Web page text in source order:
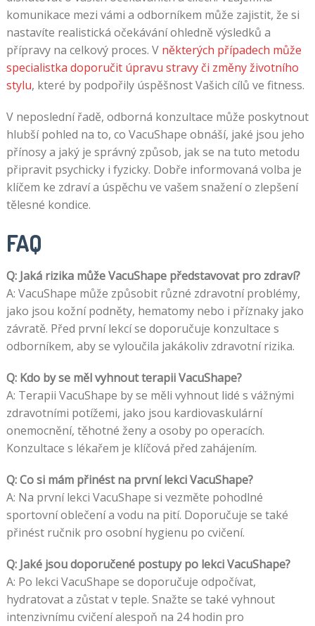
komunikace mezi vámi a odborníkem může zajistit, že si
nastavíte realistická očekávání ohledně výsledků a
přípravy na celkový proces. V některých případech může
specialistka doporučit úpravu stravy či změny životního
stylu, které by podpořily úspěšnost Vašich cílů ve fitness.
V neposlední řadě, odborná konzultace může poskytnout
hlubší pohled na to, co VacuShape obnáší, jaké jsou jeho
přínosy a jaký je správný způsob, jak se na tuto metodu
připravit psychicky i fyzicky. Dobře informovaná volba je
klíčem ke zdraví a úspěchu ve vašem snažení o zlepšení
tělesné kondice.
FAQ
Q: Jaká rizika může VacuShape představovat pro zdraví?
A: VacuShape může způsobit různé zdravotní problémy,
jako jsou kožní podněty, hematomy nebo i příznaky jako
závratě. Před první lekcí se doporučuje konzultace s
odborníkem, aby se vyloučila jakákoliv zdravotní rizika.
Q: Kdo by se měl vyhnout terapii VacuShape?
A: Terapii VacuShape by se měli vyhnout lidé s vážnými
zdravotními potížemi, jako jsou kardiovaskulární
onemocnění, těhotné ženy a osoby po operacích.
Konzultace s lékařem je klíčová před zahájením.
Q: Co si mám přinést na první lekci VacuShape?
A: Na první lekci VacuShape si vezměte pohodlné
sportovní oblečení a vodu na pití. Doporučuje se také
přinést ručnik pro osobní hygienu po cvičení.
Q: Jaké jsou doporučené postupy po lekci VacuShape?
A: Po lekci VacuShape se doporučuje odpočívat,
hydratovat a zůstat v teple. Snažte se také vyhnout
intenzivnímu cvičení alespoň na 24 hodin pro